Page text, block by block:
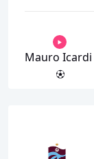
Mauro Icardi